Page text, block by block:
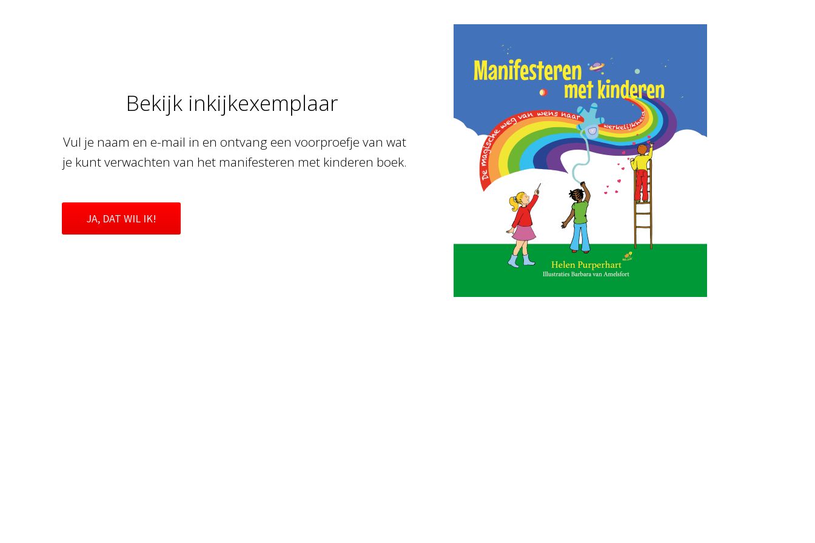
Bekijk inkijkexemplaar
Vul je naam en e-mail in en ontvang een voorproefje van wat
je kunt verwachten van het manifesteren met kinderen boek.
JA, DAT WIL IK!